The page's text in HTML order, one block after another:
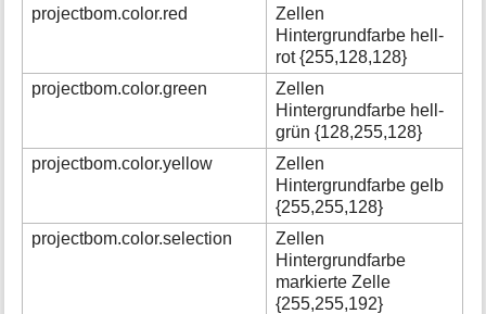
projectbom.color.red
Zellen
Hintergrundfarbe hell-
rot {255,128,128}
projectbom.color.green
Zellen
Hintergrundfarbe hell-
grün {128,255,128}
projectbom.color.yellow
Zellen
Hintergrundfarbe gelb
{255,255,128}
projectbom.color.selection
Zellen
Hintergrundfarbe
markierte Zelle
{255,255,192}